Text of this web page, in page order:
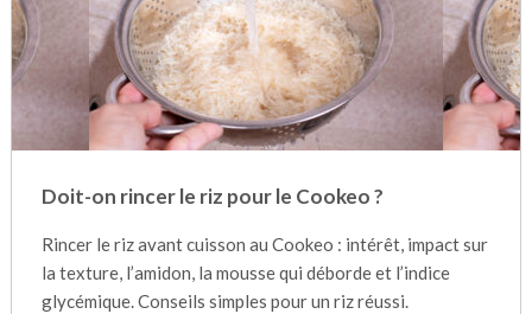
Doit-on rincer le riz pour le Cookeo ?
Rincer le riz avant cuisson au Cookeo : intérêt, impact sur
la texture, l’amidon, la mousse qui déborde et l’indice
glycémique. Conseils simples pour un riz réussi.